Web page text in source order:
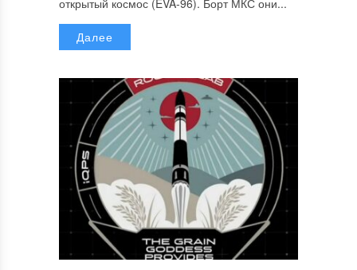
открытый космос (EVA-96). Борт МКС они...
Далее